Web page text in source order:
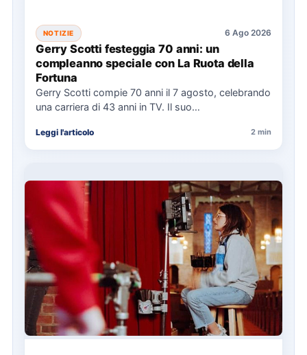
NOTIZIE 6 Ago 2026
Gerry Scotti festeggia 70 anni: un
compleanno speciale con La Ruota della
Fortuna
Gerry Scotti compie 70 anni il 7 agosto, celebrando
una carriera di 43 anni in TV. Il suo…
Leggi l'articolo 2 min